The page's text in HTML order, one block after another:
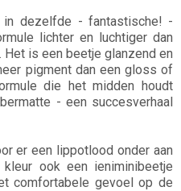
in dezelfde - fantastische! -
lichter en luchtiger dan
is een beetje glanzend en
pigment dan een gloss of
die het midden houdt
- een succesverhaal
er een lippotlood onder aan
ook een ieniminibeetje
comfortabele gevoel op de